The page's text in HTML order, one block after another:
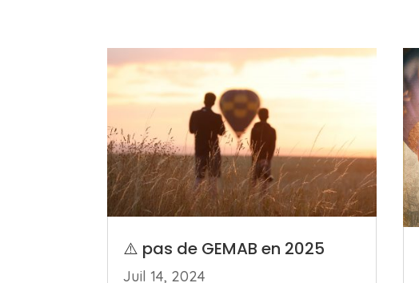
⚠️ pas de GEMAB en 2025
Juil 14, 2024